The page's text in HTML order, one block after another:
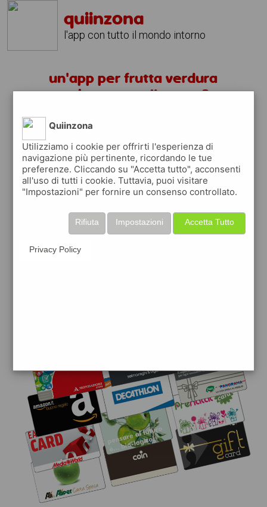
quiinzona
l'app con tutto il mondo intorno
un'app per frutta verdura
garbagnate milanese ?
scarica gratis app
quiinzona è una app
gratuita
che ti aiuta se cerchi 'un'app per frutta
premia ogni volta che la usi
raccogli punti da convertire inbuoni sconto
Quiinzona
Utilizziamo i cookie per offrirti l'esperienza di
navigazione più pertinente, ricordando le tue
preferenze. Cliccando su "Accetta tutto", acconsenti
all'uso di tutti i cookie. Tuttavia, puoi visitare
"Impostazioni" per fornire un consenso controllato.
Accetta Tutto
Impostazioni
Rifiuta
Privacy Policy